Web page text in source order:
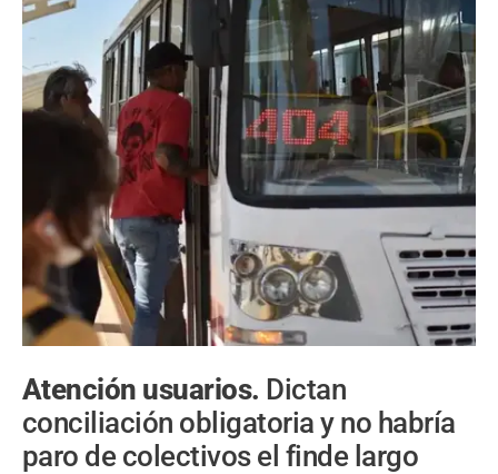
Atención usuarios. Dictan
conciliación obligatoria y no habría
paro de colectivos el finde largo